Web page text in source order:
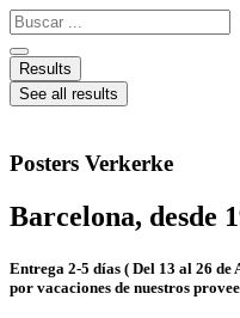
Ir
al
contenido
Search
...
Results
See all results
Posters Verkerke
Barcelona, desde
Entrega 2-5 días ( Del 13 al 26 de
por vacaciones de nuestros